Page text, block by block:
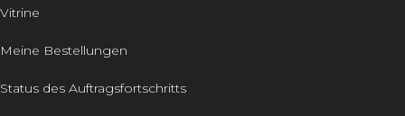
Vitrine
Meine Bestellungen
Status des Auftragsfortschritts